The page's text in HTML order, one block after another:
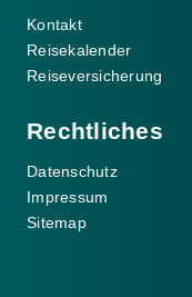
Kontakt
Reisekalender
Reiseversicherung
Rechtliches
Datenschutz
Impressum
Sitemap